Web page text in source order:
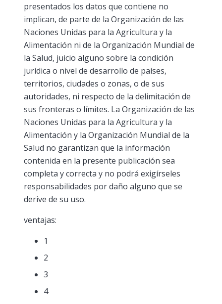
presentados los datos que contiene no
implican, de parte de la Organización de las
Naciones Unidas para la Agricultura y la
Alimentación ni de la Organización Mundial de
la Salud, juicio alguno sobre la condición
jurídica o nivel de desarrollo de países,
territorios, ciudades o zonas, o de sus
autoridades, ni respecto de la delimitación de
sus fronteras o límites. La Organización de las
Naciones Unidas para la Agricultura y la
Alimentación y la Organización Mundial de la
Salud no garantizan que la información
contenida en la presente publicación sea
completa y correcta y no podrá exigírseles
responsabilidades por daño alguno que se
derive de su uso.
ventajas:
1
2
3
4